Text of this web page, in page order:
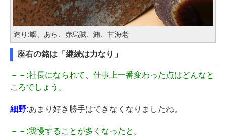
造り:鰤、あら、赤烏賊、鮪、甘海老
座右の銘は「継続は力なり」
－－:社長になられて、仕事上一番変わった点はどんなと
ころでしょう。
細野:あまり好き勝手はできなくなりましたね。
－－:我慢することが多くなったと。